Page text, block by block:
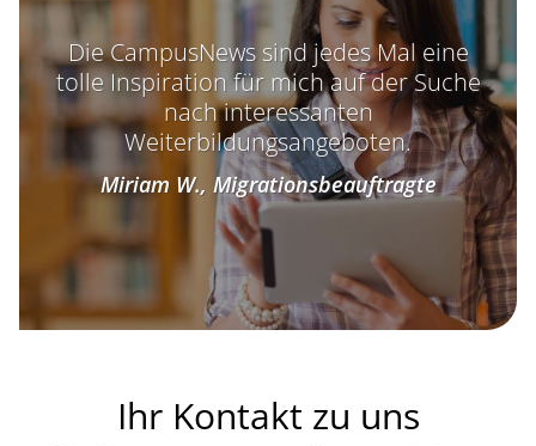
Die CampusNews sind jedes Mal eine
tolle Inspiration für mich auf der Suche
nach interessanten
Weiterbildungsangeboten.
Miriam W., Migrationsbeauftragte
Ihr Kontakt zu uns